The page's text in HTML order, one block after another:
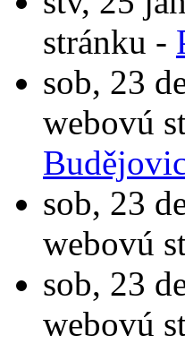
stránku -
sob, 23
webovú
sob, 23
webovú
sob, 23
webovú